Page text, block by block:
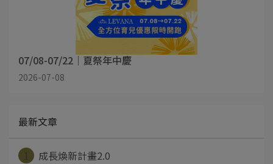
07/08-07/22｜夏祭年中慶
2026-07-08
最新文章
成長煥新計畫2.0